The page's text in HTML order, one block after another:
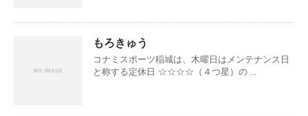
もろきゅう
コナミスポーツ稲城は、木曜日はメンテナンス日
と称する定休日 ☆☆☆☆（４つ星）の ...